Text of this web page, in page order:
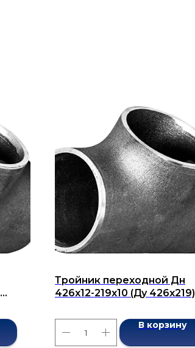
Тройник переходной Дн
426х12-219х10 (Ду 426х219)
В корзину